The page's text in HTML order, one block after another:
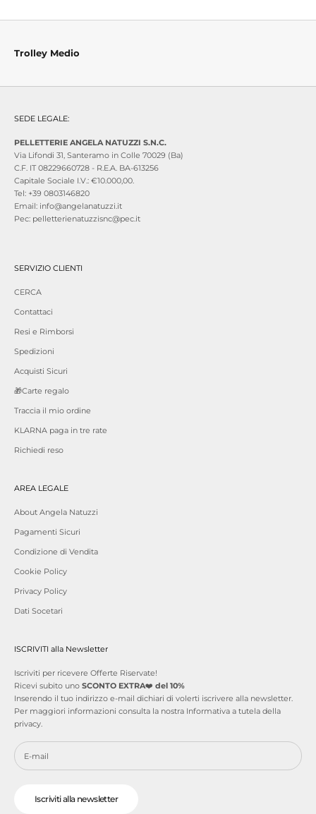
Trolley Medio
SEDE LEGALE:
PELLETTERIE ANGELA NATUZZI S.N.C.
Via Lifondi 31, Santeramo in Colle 70029 (Ba)
C.F. IT 08229660728 - R.E.A. BA-613256
Capitale Sociale I.V.: €10.000,00.
Tel: +39 0803146820
Email: info@angelanatuzzi.it
Pec: pelletterienatuzzisnc@pec.it
SERVIZIO CLIENTI
CERCA
Contattaci
Resi e Rimborsi
Spedizioni
Acquisti Sicuri
🎁Carte regalo
Traccia il mio ordine
KLARNA paga in tre rate
Richiedi reso
AREA LEGALE
About Angela Natuzzi
Pagamenti Sicuri
Condizione di Vendita
Cookie Policy
Privacy Policy
Dati Socetari
ISCRIVITI alla Newsletter
Iscriviti per ricevere Offerte Riservate!
Ricevi subito uno SCONTO EXTRA❤️ del 10%
Inserendo il tuo indirizzo e-mail dichiari di volerti iscrivere alla newsletter.
Per maggiori informazioni consulta la nostra Informativa a tutela della
privacy.
Iscriviti alla newsletter